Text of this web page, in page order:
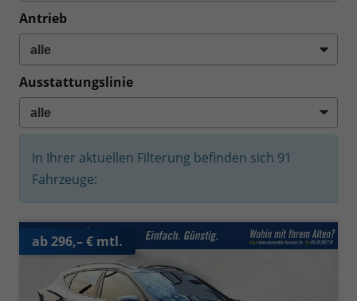
Antrieb
Ausstattungslinie
In Ihrer aktuellen Filterung befinden sich 91
Fahrzeuge:
ab 296,– € mtl.